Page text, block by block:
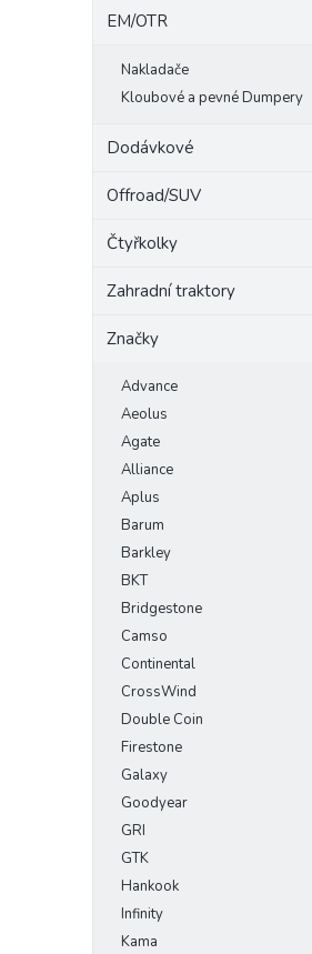
EM/OTR
Nakladače
Kloubové a pevné Dumpery
Dodávkové
Offroad/SUV
Čtyřkolky
Zahradní traktory
Značky
Advance
Aeolus
Agate
Alliance
Aplus
Barum
Barkley
BKT
Bridgestone
Camso
Continental
CrossWind
Double Coin
Firestone
Galaxy
Goodyear
GRI
GTK
Hankook
Infinity
Kama